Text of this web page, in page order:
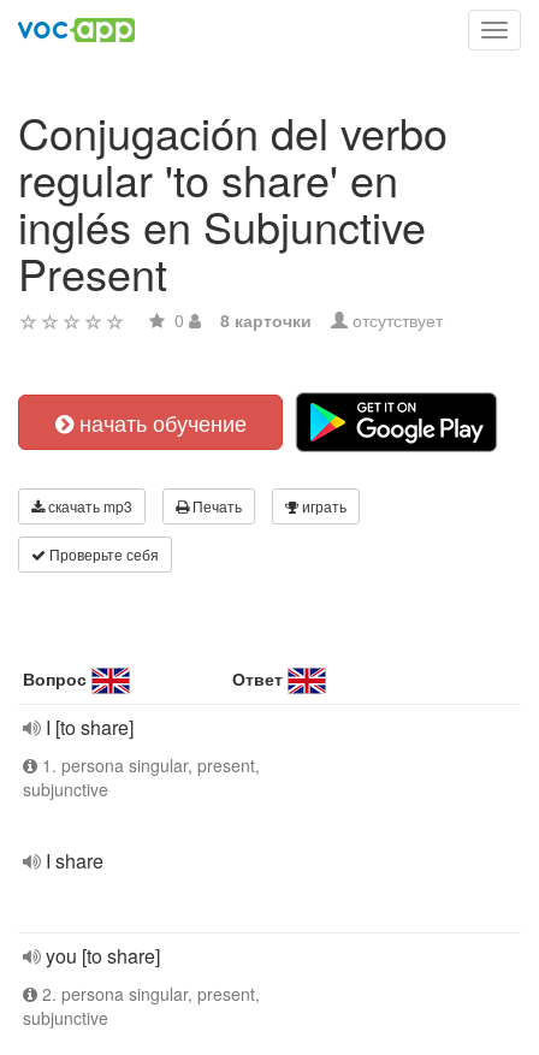
Conjugación del verbo
regular 'to share' en
inglés en Subjunctive
Present
0 8 карточки отсутствует
начать обучение
скачать mp3 Печать играть
Проверьте себя
Вопрос Ответ
I [to share]
1. persona singular, present,
subjunctive
I share
you [to share]
2. persona singular, present,
subjunctive